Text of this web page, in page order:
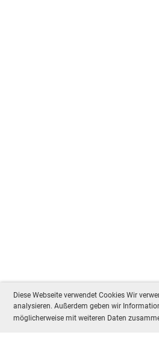
Diese Webseite verwendet Cookies Wir
analysieren. Außerdem geben wir
möglicherweise mit weiteren Daten